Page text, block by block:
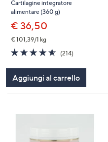
Cartilagine integratore
alimentare (360 g)
€ 36,50
€ 101,39/1 kg
4.6
of
5
Stars
(214)214
Aggiungi al carrello